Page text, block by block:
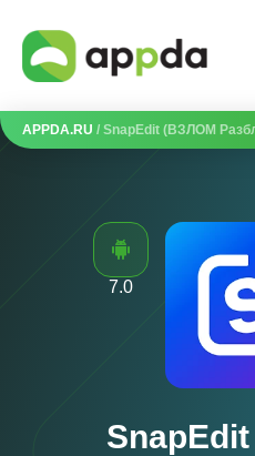
APPDA.RU / SnapEdit (ВЗЛОМ
7.0